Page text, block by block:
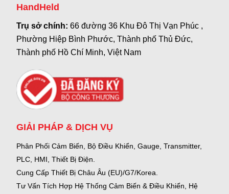
HandHeld
Trụ sở chính:66 đường 36 Khu Đô Thị Vạn Phúc ,
Phường Hiệp Bình Phước, Thành phố Thủ Đức,
Thành phố Hồ Chí Minh, Việt Nam
GIẢI PHÁP & DỊCH VỤ
Phân Phối Cảm Biến, Bộ Điều Khiển, Gauge, Transmitter,
PLC, HMI, Thiết Bị Điện.
Cung Cấp Thiết Bị Châu Âu (EU)/G7/Korea.
Tư Vấn Tích Hợp Hệ Thống Cảm Biến & Điều Khiển, Hệ